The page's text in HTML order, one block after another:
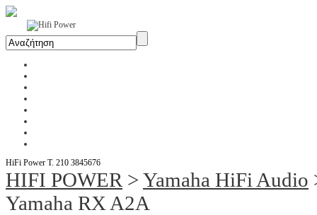
HiFi Power T. 210 3845676
HIFI POWER > Yamaha HiFi Audio
Yamaha RX A2A